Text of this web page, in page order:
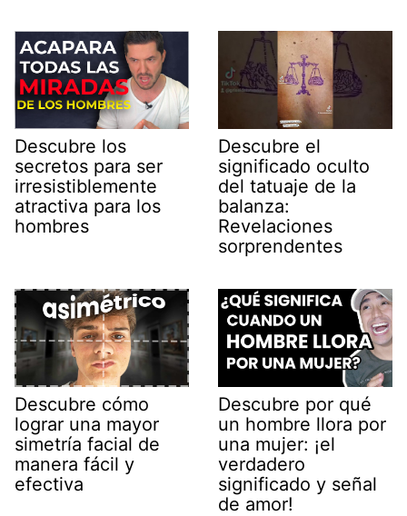
Descubre los
secretos para ser
irresistiblemente
atractiva para los
hombres
Descubre el
significado oculto
del tatuaje de la
balanza:
Revelaciones
sorprendentes
Descubre cómo
lograr una mayor
simetría facial de
manera fácil y
efectiva
Descubre por qué
un hombre llora por
una mujer: ¡el
verdadero
significado y señal
de amor!